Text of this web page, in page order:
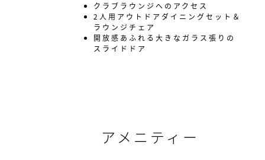
クラブラウンジへのアクセス
2人用アウトドアダイニングセット＆
ラウンジチェア
開放感あふれる大きなガラス張りの
スライドドア
アメニティー